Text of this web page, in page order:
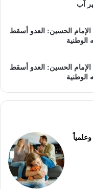
آب
الحسين: العدو أسقط
الوطنية
الحسين: العدو أسقط
الوطنية